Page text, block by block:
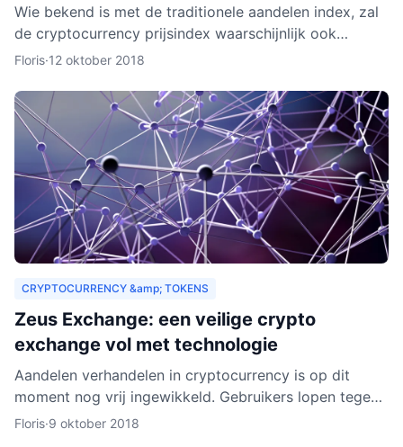
Wie bekend is met de traditionele aandelen index, zal
de cryptocurrency prijsindex waarschijnlijk ook
interessant vinden. In dit artikel behandelen we hoe
Floris·12 oktober 2018
CRYPTOCURRENCY &amp; TOKENS
Zeus Exchange: een veilige crypto
exchange vol met technologie
Aandelen verhandelen in cryptocurrency is op dit
moment nog vrij ingewikkeld. Gebruikers lopen tegen
drempels aan. Er gelden bijvoorbeeld strenge regels,
Floris·9 oktober 2018